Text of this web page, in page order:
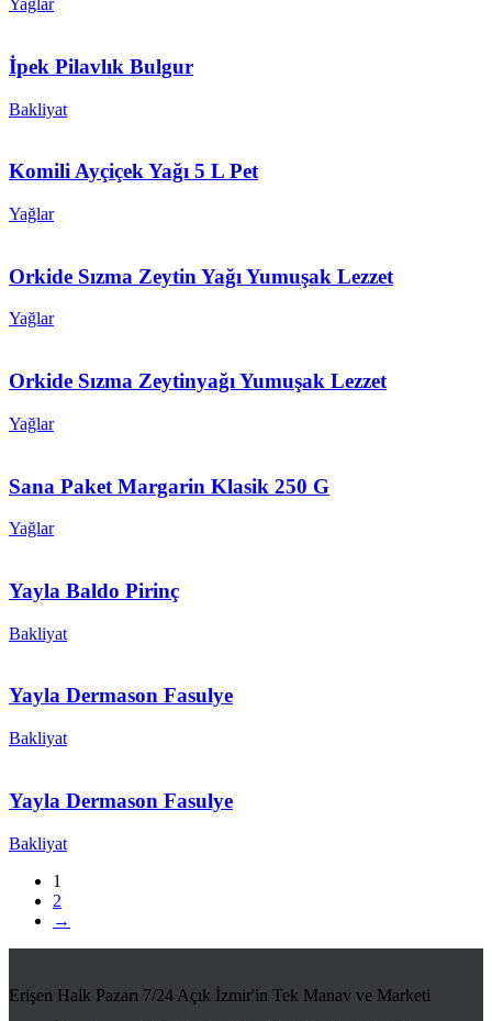
Yağlar
İpek Pilavlık Bulgur
Bakliyat
Komili Ayçiçek Yağı 5 L Pet
Yağlar
Orkide Sızma Zeytin Yağı Yumuşak Lezzet
Yağlar
Orkide Sızma Zeytinyağı Yumuşak Lezzet
Yağlar
Sana Paket Margarin Klasik 250 G
Yağlar
Yayla Baldo Pirinç
Bakliyat
Yayla Dermason Fasulye
Bakliyat
Yayla Dermason Fasulye
Bakliyat
1
2
→
Erişen Halk Pazarı 7/24 Açık İzmir'in Tek Manav ve Marketi